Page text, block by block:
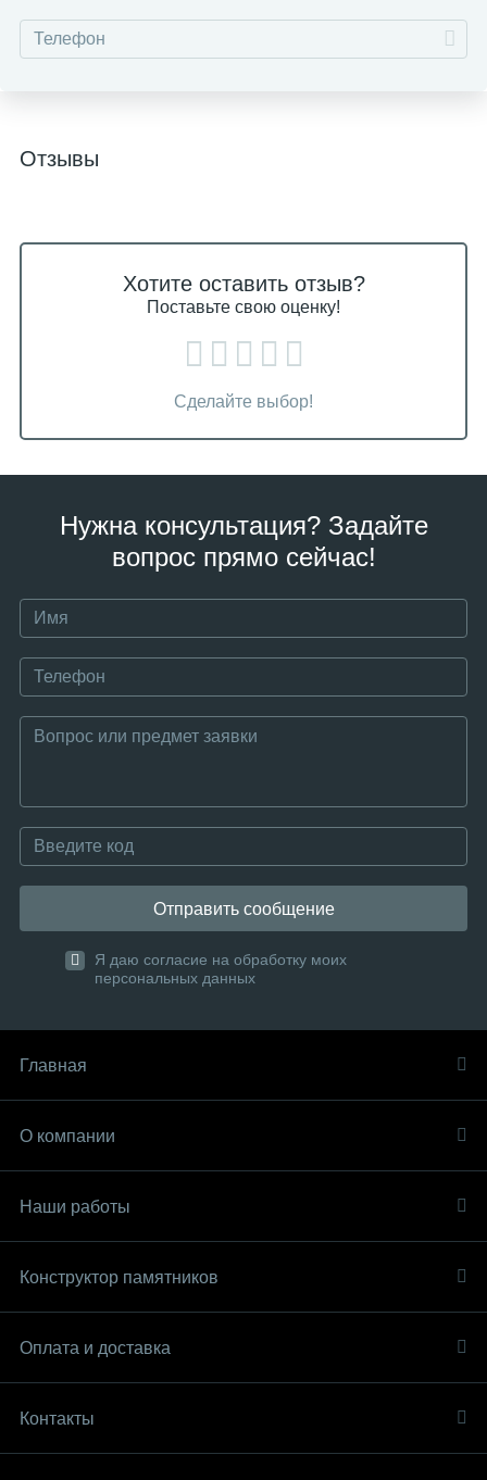
Отзывы
Хотите оставить отзыв?
Поставьте свою оценку!
Сделайте выбор!
Нужна консультация? Задайте
вопрос прямо сейчас!
Отправить сообщение
Я даю согласие на обработку моих
персональных данных
Главная
О компании
Наши работы
Конструктор памятников
Оплата и доставка
Контакты